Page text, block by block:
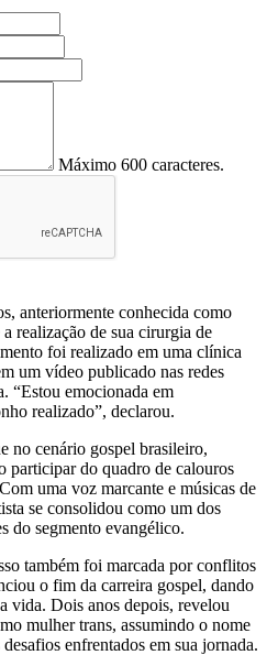
Máximo 600 caracteres.
anteriormente conhecida como
realização de sua cirurgia de
foi realizado em uma clínica
um vídeo publicado nas redes
“Estou emocionada em
realizado”, declarou.
no cenário gospel brasileiro,
participar do quadro de calouros
uma voz marcante e músicas de
se consolidou como um dos
do segmento evangélico.
também foi marcada por conflitos
o fim da carreira gospel, dando
vida. Dois anos depois, revelou
mulher trans, assumindo o nome
enfrentados em sua jornada.